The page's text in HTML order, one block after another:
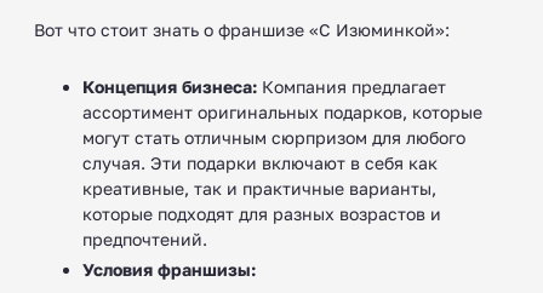
Вот что стоит знать о франшизе «С Изюминкой»:
Концепция бизнеса: Компания предлагает
ассортимент оригинальных подарков, которые
могут стать отличным сюрпризом для любого
случая. Эти подарки включают в себя как
креативные, так и практичные варианты,
которые подходят для разных возрастов и
предпочтений.
Условия франшизы: